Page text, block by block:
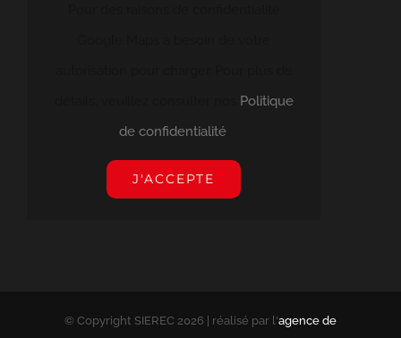
Politique
de confidentialité.
J'ACCEPTE
© Copyright SIEREC 2026 | réalisé par l'agence de